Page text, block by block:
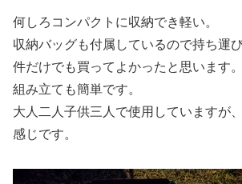
何しろコンパクトに収納でき軽い。
収納バッグも付属しているので持ち運
件だけでも買ってよかったと思います。
組み立ても簡単です。
大人二人子供三人で使用していますが
感じです。